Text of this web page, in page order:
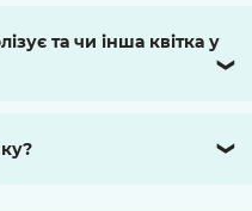
та чи інша квітка у
❯
❯